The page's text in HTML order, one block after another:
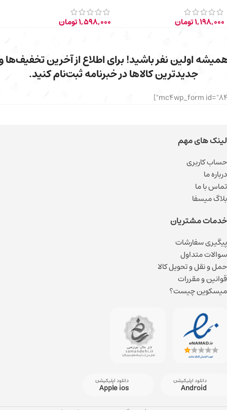
1,198,000تومان 1,598,000تومان
اولین نفر باشید! برای اطلاع از آخرین تخفیف‌ها
جدیدترین کالاها در خبرنامه ثبت‌نام کنید.
لینک های مهم
حساب کاربری
درباره ما
تماس با ما
بلاگ میسفا
خدمات مشتریان
پیگیری سفارشات
سوالات متداول
حمل و نقل و تحویل کالا
قوانین و مقررات
میسکوین چیست؟
دانلود اپلیکیشن
Android
دانلود اپلیکیشن
Apple ios